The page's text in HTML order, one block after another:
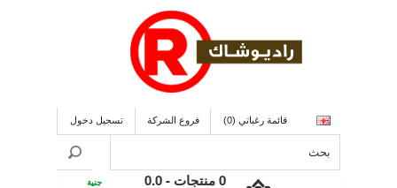
قائمة رغباتي (0) فروع الشركة تسجيل دخول
0 منتجات - 0.0 جنية